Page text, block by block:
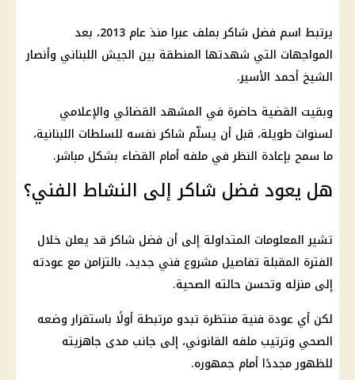
يرتبط اسم فضل شاكر
بملف عبرا منذ عام 2013، بعد
المواجهات التي شهدتها المنطقة بين الجيش اللبناني وأنصار
الشيخ أحمد الأسير.
وبقيت القضية حاضرة في المشهد القضائي والإعلامي
لسنوات طويلة، قبل أن يسلّم شاكر نفسه للسلطات اللبنانية،
ما سمح بإعادة النظر في ملفه أمام القضاء بشكل مباشر.
هل يعود فضل شاكر إلى النشاط الفني؟
تشير المعلومات المتداولة إلى أن فضل شاكر قد يعلن خلال
الفترة المقبلة تفاصيل مشروع فني جديد، بالتزامن مع عودته
إلى منزله وتحسن حالته الصحية.
لكن أي عودة فنية منتظرة تبدو مرتبطة أولًا باستقرار وضعه
الصحي وترتيب ملفه القانوني، إلى جانب مدى جاهزيته
للظهور مجددًا أمام جمهوره.